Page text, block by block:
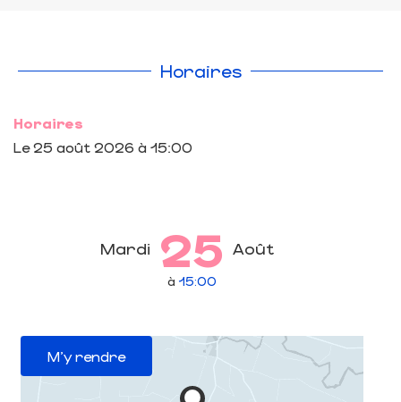
Horaires
Horaires
Le 25 août 2026 à 15:00
Mardi 25 Août
à 15:00
M'y rendre